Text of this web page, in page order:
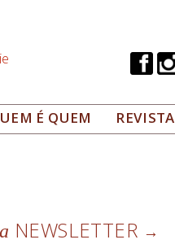
É QUEM REVISTA
NEWSLETTER